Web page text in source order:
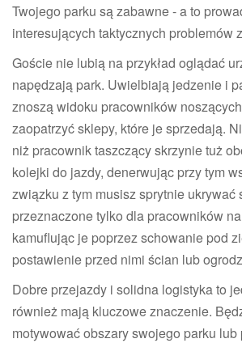
Twojego parku są zabawne - a to
interesujących taktycznych problemów
Goście nie lubią na przykład oglądać
napędzają park. Uwielbiają jedzenie i
znoszą widoku pracowników
zaopatrzyć sklepy, które je sprzedają.
niż pracownik taszczący skrzynie tuż
kolejki do jazdy, denerwując przy tym
związku z tym musisz sprytnie ukrywać
przeznaczone tylko dla pracowników
kamuflując je poprzez schowanie pod
postawienie przed nimi ścian lub
Dobre przejazdy i solidna logistyka to
również mają kluczowe znaczenie.
motywować obszary swojego parku lub